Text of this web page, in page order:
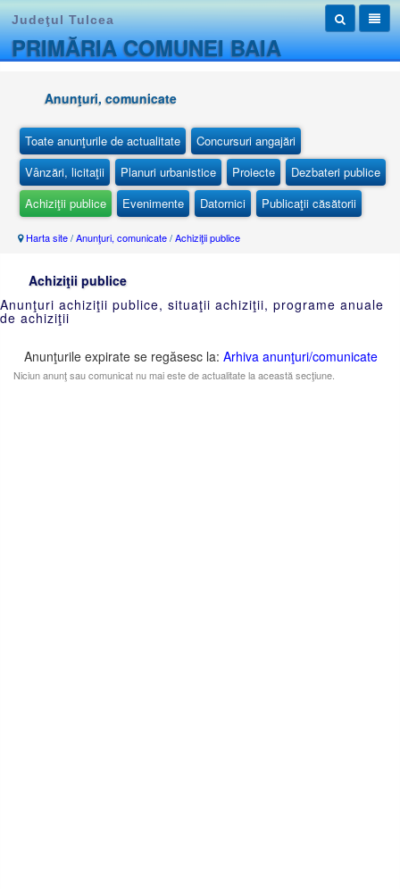
Judeţul Tulcea
PRIMĂRIA COMUNEI BAIA
Anunţuri, comunicate
Toate anunţurile de actualitate
Concursuri angajări
Vânzări, licitaţii
Planuri urbanistice Proiecte
Dezbateri publice
Achiziţii publice
Evenimente Datornici Publicaţii căsătorii
Harta site/Anunţuri, comunicate/Achiziţii publice
Achiziţii publice
Anunţuri achiziţii publice, situaţii achiziţii, programe anuale
de achiziţii
Anunţurile expirate se regăsesc la: Arhiva anunţuri/comunicate
Niciun anunţ sau comunicat nu mai este de actualitate la această secţiune.